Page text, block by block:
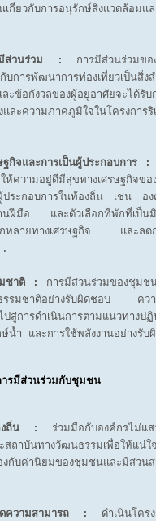
เกี่ยวกับการอนุรักษ์สิ่งแวดล้อมแ
มีส่วนร่วม :
การมีส่วนร่วมขอ
กับการพัฒนาการท่องเที่ยวเป็นสิ่
ละข้อกังวลของผู้อยู่อาศัยจะได้
และความภาคภูมิใจในโครงการ
กิจและการเป็นผู้ประกอบการ :
ห้ความอยู่ดีมีสุขทางเศรษฐกิจขอ
ประกอบการในท้องถิ่น เช่น อง
มือ และตัวเลือกที่พักที่เป็นมิ
กหลายทางเศรษฐกิจ และลดก
มชาติ :
การมีส่วนร่วมของชุมช
ธรรมชาติอย่างรับผิดชอบ ควา
ปสู่การดำเนินการตามแนวทาง
น้ำ และการใช้พลังงานอย่างรับ
รมีส่วนร่วมกับชุมชน
งถิ่น :
ร่วมมือกับองค์กรไม่แส
บันทางวัฒนธรรมเพื่อให้แน่ใจว่
งกับค่านิยมของชุมชนและมีส่วน
ดความสามารถ :
ดำเนินโครง